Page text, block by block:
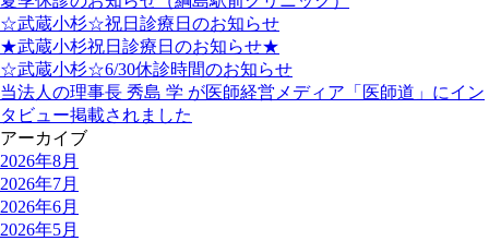
☆武蔵小杉☆祝日診療日のお知らせ
★武蔵小杉祝日診療日のお知らせ★
☆武蔵小杉☆6/30休診時間のお知らせ
当法人の理事長 秀島 学 が医師経営メディア「医師道」にイン
タビュー掲載されました
アーカイブ
2026年8月
2026年7月
2026年6月
2026年5月